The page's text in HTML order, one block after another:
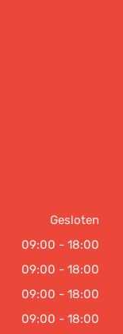
Gesloten
09:00 - 18:00
09:00 - 18:00
09:00 - 18:00
09:00 - 18:00